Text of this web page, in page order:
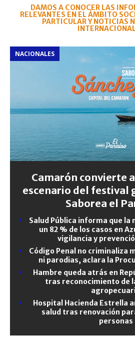
DAMOS A CONOCER LAS
RELEVANTES EN EL ÁMBITO
PARTICULAR Y NOTICIAS
NACIONALES
Camarón convierte
escenario del festival
Saborea el
Salud Pública informa que la
un 82 % de los casos en
vigilancia y
Código Penal no criminaliza
ni parodias, aclara la
Hambre queda atrás en
tras reconocimiento de
Hospital Hacienda Estrella
salud tras renovación
personas